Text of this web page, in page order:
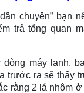
chuyên” bạn
trả tổng quan
máy lạnh,
trước ra sẽ thấy
rằng 2 lá nhôm